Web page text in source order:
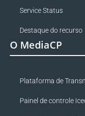
Service Status
Destaque do recurso
O MediaCP
Plataforma de
Painel de controle